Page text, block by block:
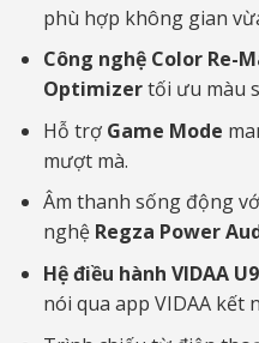
phù hợp không gian
Công nghệ Color Re-
Optimizertối ưu màu
Hỗ trợ Game Mode
mượt mà.
Âm thanh sống động
nghệ Regza Power
Hệ điều hành VIDAA U9
nói qua app VIDAA kết